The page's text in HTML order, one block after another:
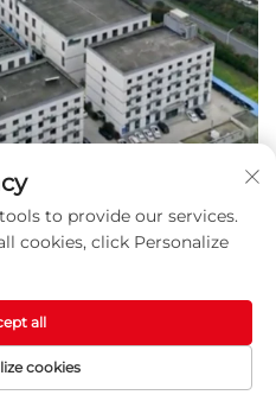
to provide our services.
cookies, click Personalize
cookies
all